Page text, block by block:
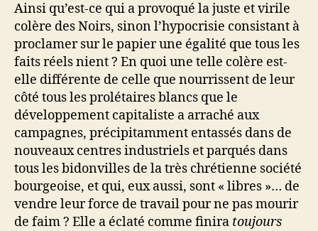
Ainsi qu’est-ce qui a provoqué la juste et virile
colère des Noirs, sinon l’hypocrisie consistant à
proclamer sur le papier une égalité que tous les
faits réels nient ? En quoi une telle colère est-
elle différente de celle que nourrissent de leur
côté tous les prolétaires blancs que le
développement capitaliste a arraché aux
campagnes, précipitamment entassés dans de
nouveaux centres industriels et parqués dans
tous les bidonvilles de la très chrétienne société
bourgeoise, et qui, eux aussi, sont « libres »… de
vendre leur force de travail pour ne pas mourir
de faim ? Elle a éclaté comme finira toujours